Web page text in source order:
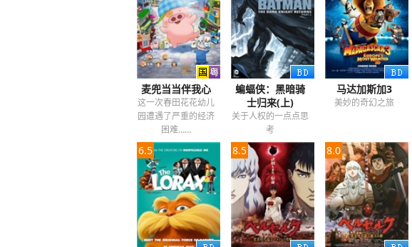
麦兜当当伴我心
这一次春田花花幼儿
园遭遇了严重的经济
困难……
蝙蝠侠：黑暗骑
士归来(上)
关于人权的一点点思
考
马达加斯加3
美妙的奇幻之旅
6.5 8.5 8.0